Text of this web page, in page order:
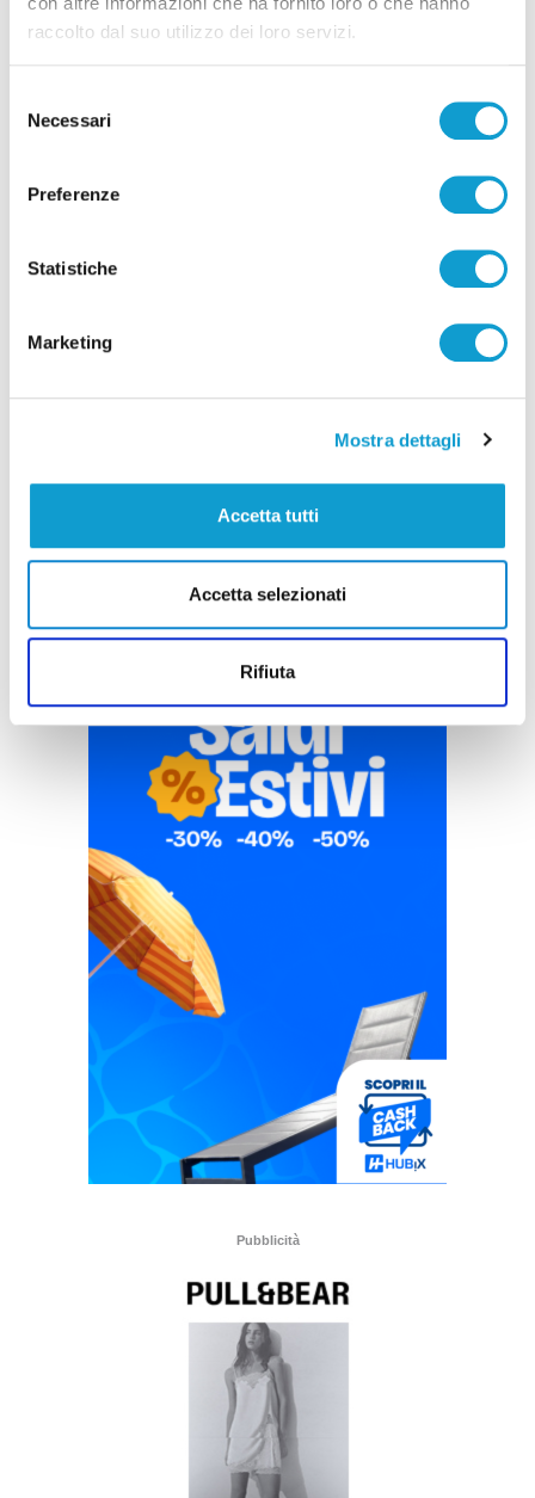
raccolto dal suo utilizzo dei loro servizi.
delNecessari
Preferenze
Statistiche
Marketing
Mostra dettagli
Accetta tutti
Accetta selezionati
Rifiuta
Castelfidardo al Latina Calcio
Pubblicità